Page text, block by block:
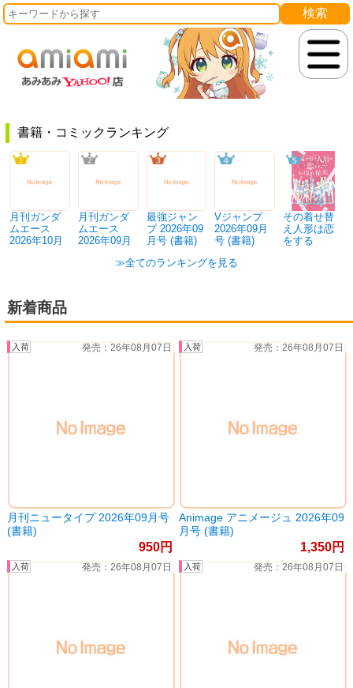
書籍・コミック
月刊ガンダ
ムエース
2026年10月
月刊ガンダ
ムエース
2026年09月
最強ジャン
プ 2026年09
月号 (書籍)
Vジャンプ
2026年09月
号 (書籍)
その着せ替
え人形は恋
をする
≫全てのランキングを見る
新着商品
月刊ニュータイプ 2026年09月号
(書籍)
26年08月07日
950
Animage アニメージュ 2026年09
月号 (書籍)
26年08月07日
1,350
26年08月07日 26年08月07日